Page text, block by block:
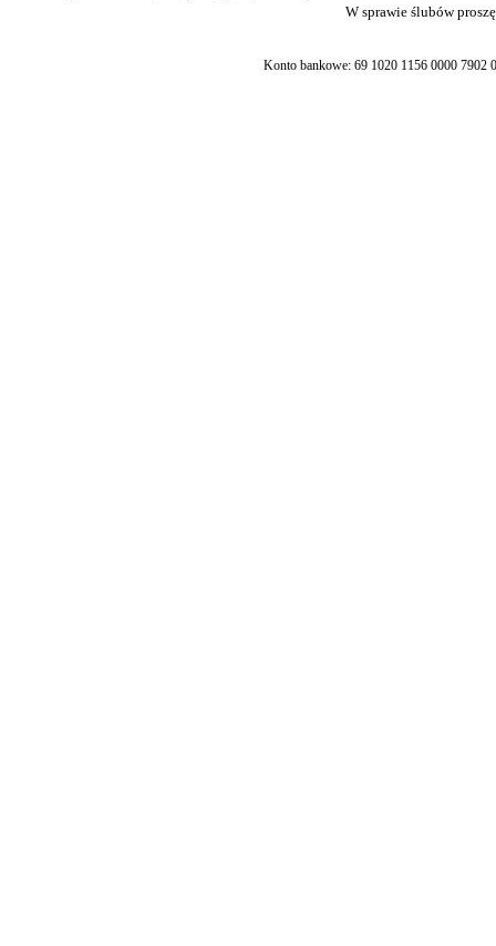
W sprawie ślubów
Konto bankowe: 69 1020 1156 0000 7902